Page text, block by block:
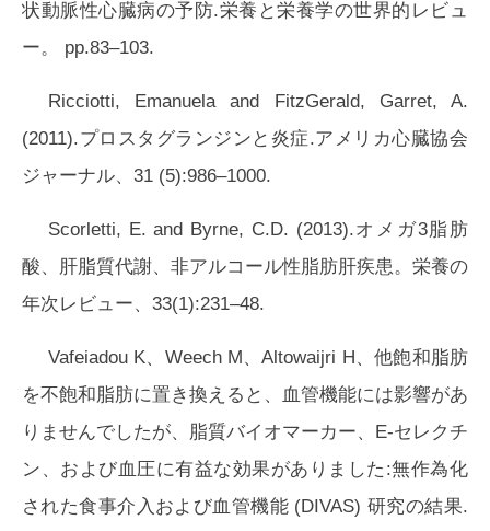
状動脈性心臓病の予防.栄養と栄養学の世界的レビュ
ー。 pp.83–103.
Ricciotti, Emanuela and FitzGerald, Garret, A.
(2011).プロスタグランジンと炎症.アメリカ心臓協会
ジャーナル、 31 (5):986–1000.
Scorletti, E. and Byrne, C.D. (2013).オメガ3脂肪
酸、肝脂質代謝、非アルコール性脂肪肝疾患。栄養の
年次レビュー、33(1):231–48.
Vafeiadou K、Weech M、Altowaijri H、他飽和脂肪
を不飽和脂肪に置き換えると、血管機能には影響があ
りませんでしたが、脂質バイオマーカー、E-セレクチ
ン、および血圧に有益な効果がありました:無作為化
された食事介入および血管機能 (DIVAS) 研究の結果.